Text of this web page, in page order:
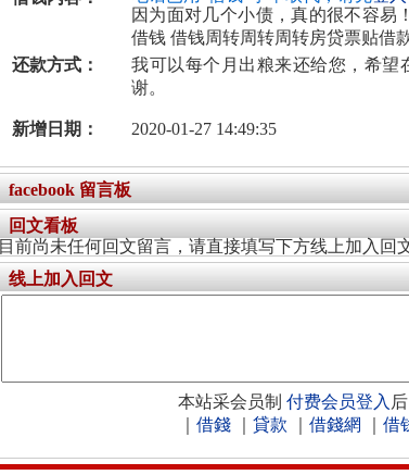
因为面对几个小债，真的很不容易
借钱 借钱周转周转周转房贷票贴借
还款方式：
我可以每个月出粮来还给您，希望
谢。
新增日期： 2020-01-27 14:49:35
facebook 留言板
回文看板
目前尚未任何回文留言，请直接填写下方线上加入回
线上加入回文
本站采会员制 付费会员登入
借錢 貸款 借錢網 借